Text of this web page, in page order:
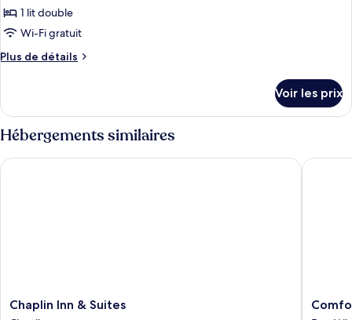
pour
ce
type
de
Classic
Double
1 lit double
Wi-Fi gratuit
Plus de détails
Plus
le
type
de
chambre
Classic
Voir les prix
Hébergements similaires
Chaplin
Inn
Chaplin Inn & Suites
Chaplin Inn & Suites
Comfort
Inn